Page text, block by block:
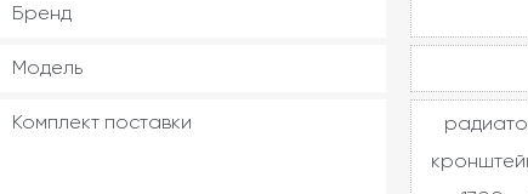
Бренд
Модель
Комплект поставки